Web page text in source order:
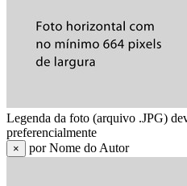
Legenda da foto (arquivo .JPG)
preferencialmente
× por Nome do Autor